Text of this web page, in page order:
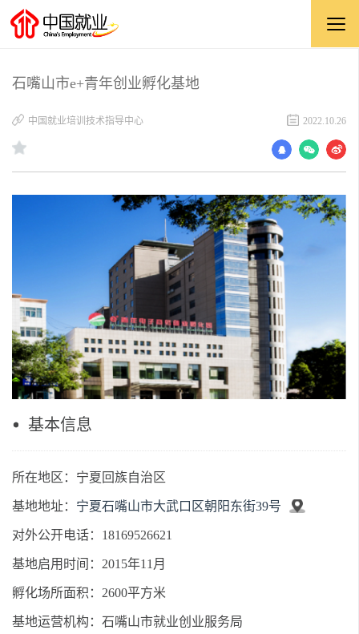
石嘴山市e+青年创业孵化基地
中国就业培训技术指导中心 2022.10.26
基本信息
所在地区：宁夏回族自治区
基地地址： 宁夏石嘴山市大武口区朝阳东街39号
对外公开电话：18169526621
基地启用时间：2015年11月
孵化场所面积：2600平方米
基地运营机构：石嘴山市就业创业服务局